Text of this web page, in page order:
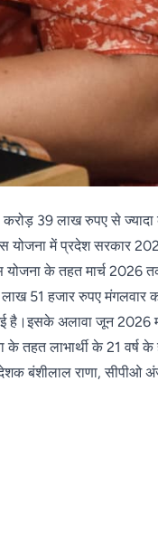
करोड़ 39 लाख रुपए से ज्यादा
इस योजना में प्रदेश सरकार
योजना के तहत मार्च 2026
51 हजार रुपए मंगलवार
है।इसके अलावा जून 2026
तहत लाभार्थी के 21 वर्ष के
बंशीलाल राणा, सीपीओ